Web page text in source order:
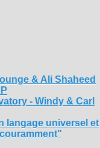
& Ali Shaheed
- Windy & Carl
langage universel et